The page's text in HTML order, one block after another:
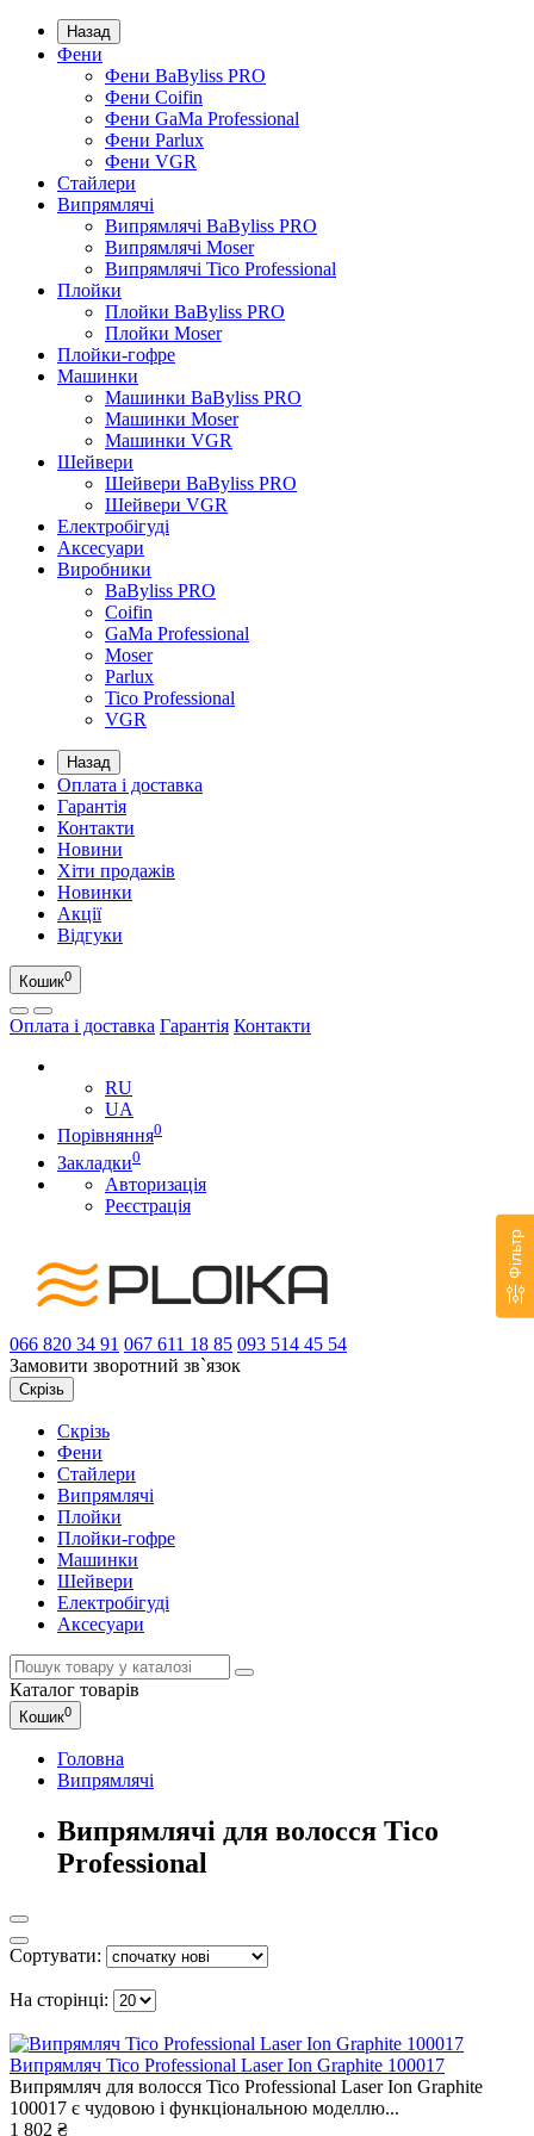
Назад
Фени
Фени BaByliss PRO
Фени Coifin
Фени GaMa Professional
Фени Parlux
Фени VGR
Стайлери
Випрямлячі
Випрямлячі BaByliss PRO
Випрямлячі Moser
Випрямлячі Tico Professional
Плойки
Плойки BaByliss PRO
Плойки Moser
Плойки-гофре
Машинки
Машинки BaByliss PRO
Машинки Moser
Машинки VGR
Шейвери
Шейвери BaByliss PRO
Шейвери VGR
Електробігуді
Аксесуари
Виробники
BaByliss PRO
Coifin
GaMa Professional
Moser
Parlux
Tico Professional
VGR
Назад
Оплата і доставка
Гарантія
Контакти
Новини
Хіти продажів
Новинки
Акції
Відгуки
Кошик0
Оплата і доставка Гарантія Контакти
RU
UA
Порівняння0
Закладки0
Авторизація
Реєстрація
066 820 34 91 067 611 18 85 093 514 45 54
Замовити зворотний зв`язок
Скрізь
Скрізь
Фени
Стайлери
Випрямлячі
Плойки
Плойки-гофре
Машинки
Шейвери
Електробігуді
Аксесуари
Каталог товарів
Кошик0
Головна
Випрямлячі
Випрямлячі для волосся Tico
Professional
Фільтр
Сортувати:
На сторінці:
Випрямляч Tico Professional Laser Ion Graphite 100017
Випрямляч для волосся Tico Professional Laser Ion Graphite
100017 є чудовою і функціональною моделлю...
1 802 ₴